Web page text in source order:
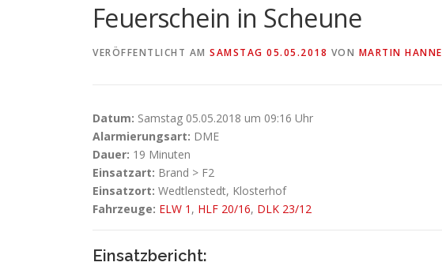
Feuerschein in Scheune
VERÖFFENTLICHT AM SAMSTAG 05.05.2018 VON MARTIN HANNE
Datum: Samstag 05.05.2018 um 09:16 Uhr
Alarmierungsart: DME
Dauer: 19 Minuten
Einsatzart: Brand > F2
Einsatzort: Wedtlenstedt, Klosterhof
Fahrzeuge: ELW 1 , HLF 20/16, DLK 23/12
Einsatzbericht: